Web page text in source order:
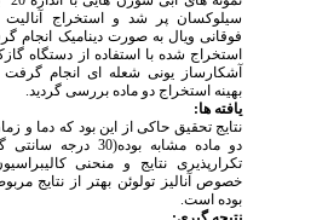
سیلوکسان پر شد و استخراج
فوقانی ویال به صورت دینامیک انجام
استخراج شده با استفاده از دستگاه
آشکارساز یونی شعله ای انجام گرفت
بهینه استخراج دو ماده بررسی گردید.
یافته ها:
نتایج تحقیق حاکی از این بود که دما و
تکرارپذیری نتایج و منحنی
خصوص آنالیز تولوئن بهتر از نتایج
بوده است.